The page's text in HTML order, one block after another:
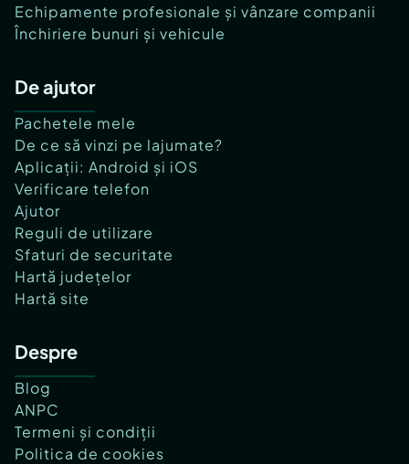
Echipamente profesionale și vânzare companii
Închiriere bunuri și vehicule
De ajutor
Pachetele mele
De ce să vinzi pe lajumate?
Aplicații: Android și iOS
Verificare telefon
Ajutor
Reguli de utilizare
Sfaturi de securitate
Hartă județelor
Hartă site
Despre
Blog
ANPC
Termeni și condiții
Politica de cookies